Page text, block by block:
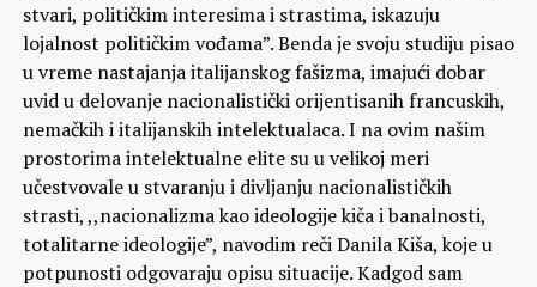
stvari, političkim interesima i strastima, iskazuju
lojalnost političkim vođama”. Benda je svoju studiju pisao
u vreme nastajanja italijanskog fašizma, imajući dobar
uvid u delovanje nacionalistički orijentisanih francuskih,
nemačkih i italijanskih intelektualaca. I na ovim našim
prostorima intelektualne elite su u velikoj meri
učestvovale u stvaranju i divljanju nacionalističkih
strasti, ,,nacionalizma kao ideologije kiča i banalnosti,
totalitarne ideologije”, navodim reči Danila Kiša, koje u
potpunosti odgovaraju opisu situacije. Kadgod sam